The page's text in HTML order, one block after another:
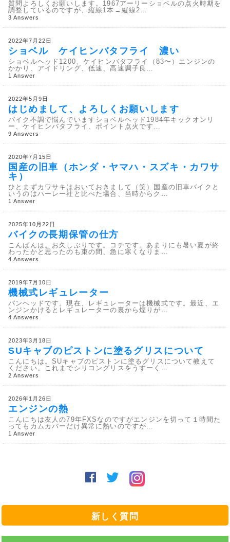
質問よろしくお願いします。1967アーリーショベルの点火時期を
調整しているのですが、縦線1本→縦線2…
3 Answers
2022年7月22日
ショベル ケイヒンバタフライ 濃い
ショベルヘッド1200、ケイヒンバタフライ（83〜）エンジンの
かかり、アイドリング、低速、高速調子良…
1 Answer
2022年5月9日
はじめまして、よろしくお願いします
バイク不調で悩んでいますショベルヘッド1984年キックオンリ
ー、ケイヒンバタフライ、ポイント点火です…
9 Answers
2020年7月15日
国産の旧車（ホンダ・ヤマハ・スズキ・カワサ
キ）
ひとまずカワサキはおいておきまして（笑）国産の旧車バイクと
いうのはハーレー社と比べた場合、当時からク…
1 Answer
2025年10月22日
バイクの長期保管の仕方
こんばんは。お久しぶりです。コチです。あまりにも暑い夏が終
わったかと思ったのも束の間、急に寒くなりま…
4 Answers
2019年7月10日
機械式レギュレーター
パンヘッドです。現在、レギュレーターは機械式です。最近、エ
ンジンかけるとレギュレーターの裏から煙りが…
4 Answers
2023年3月18日
SUキャブのピストンに塗るグリスについて
こんにちは。SUキャブのピストンに塗るグリスについて教えて
ください。これまでシリコングリスをうすーく…
2 Answers
2026年1月26日
エンジンの熱
こんにちは友人の79年FXSなのですがエンジンを切って１時間た
ってもカムカバーだけ異常に熱いのですが…
1 Answer
新しく質問